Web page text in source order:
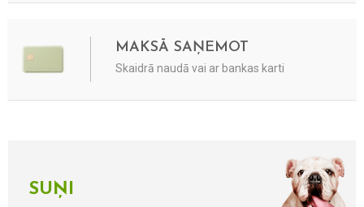
MAKSĀ SAŅEMOT
Skaidrā naudā vai ar bankas karti
SUŅI